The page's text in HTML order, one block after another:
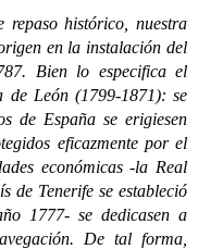
histórico, nuestra
en la instalación del
Bien lo especifica el
de León (1799-1871): se
de España se erigiesen
eficazmente por el
económicas -la Real
de Tenerife se estableció
1777- se dedicasen a
De tal forma,